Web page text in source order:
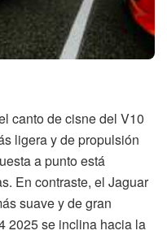
canto de cisne del V10
ligera y de propulsión
a punto está
En contraste, el Jaguar
suave y de gran
2025 se inclina hacia la